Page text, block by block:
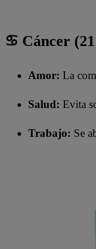
♋ Cáncer
Amor: La
Salud: Evita
Trabajo: Se